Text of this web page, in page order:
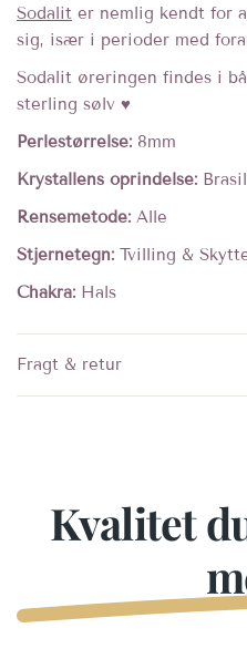
Sodalit er nemlig kendt for
sig, især i perioder med
Sodalit øreringen findes i
sterling sølv ♥︎
Perlestørrelse: 8mm
Krystallens oprindelse:
Rensemetode: Alle
Stjernetegn: Tvilling &
Chakra: Hals
Fragt & retur
Kvalitet